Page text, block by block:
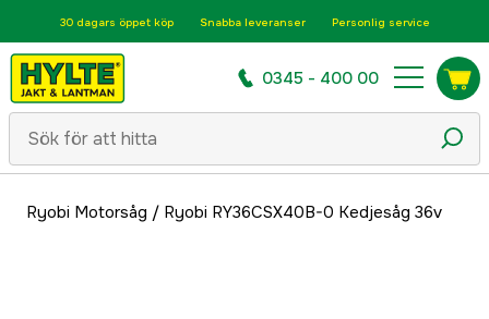
30 dagars öppet köp Snabba leveranser Personlig service
0345 - 400 00
Ryobi Motorsåg / Ryobi RY36CSX40B-0 Kedjesåg 36v